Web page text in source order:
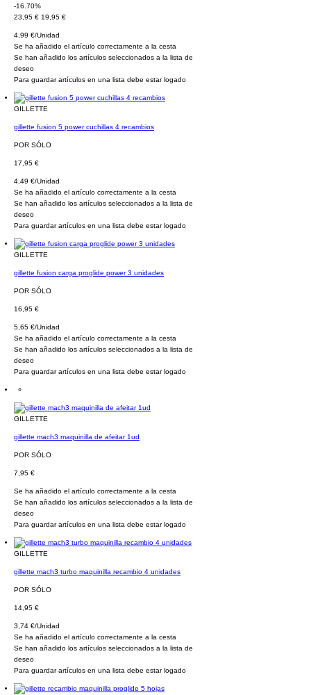
-16.70%
23,95 € 19,95 €
4,99 €/Unidad
Se ha añadido el artículo correctamente a la cesta
Se han añadido los artículos seleccionados a la lista de
deseo
Para guardar artículos en una lista debe estar logado
GILLETTE
gillette fusion 5 power cuchillas 4 recambios
POR SÓLO
17,95 €
4,49 €/Unidad
Se ha añadido el artículo correctamente a la cesta
Se han añadido los artículos seleccionados a la lista de
deseo
Para guardar artículos en una lista debe estar logado
GILLETTE
gillette fusion carga proglide power 3 unidades
POR SÓLO
16,95 €
5,65 €/Unidad
Se ha añadido el artículo correctamente a la cesta
Se han añadido los artículos seleccionados a la lista de
deseo
Para guardar artículos en una lista debe estar logado
GILLETTE
gillette mach3 maquinilla de afeitar 1ud
POR SÓLO
7,95 €
Se ha añadido el artículo correctamente a la cesta
Se han añadido los artículos seleccionados a la lista de
deseo
Para guardar artículos en una lista debe estar logado
GILLETTE
gillette mach3 turbo maquinilla recambio 4 unidades
POR SÓLO
14,95 €
3,74 €/Unidad
Se ha añadido el artículo correctamente a la cesta
Se han añadido los artículos seleccionados a la lista de
deseo
Para guardar artículos en una lista debe estar logado